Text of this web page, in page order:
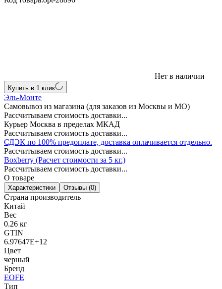
Нет в наличии
Купить в 1 клик
Эль-Монте
Самовывоз из магазина (для заказов из Москвы и МО)
Рассчитываем стоимость доставки...
Курьер Москва в пределах МКАД
Рассчитываем стоимость доставки...
СДЭК по 100% предоплате, доставка оплачивается отдельно.
Рассчитываем стоимость доставки...
Boxberry (Расчет стоимости за 5 кг.)
Рассчитываем стоимость доставки...
О товаре
Характеристики Отзывы (0)
Страна производитель
Китай
Вес
0.26 кг
GTIN
6.97647E+12
Цвет
черный
Бренд
EOFE
Тип